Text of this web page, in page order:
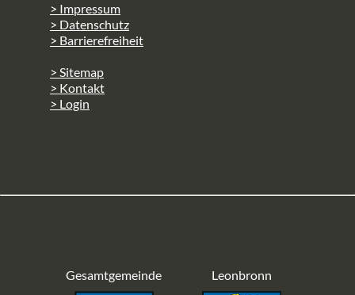
> Impressum
> Datenschutz
> Barrierefreiheit
> Sitemap
> Kontakt
> Login
Gesamtgemeinde Leonbronn